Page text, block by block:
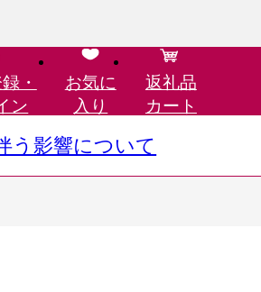
・
ン
お気に
入り
返礼品
カート
う影響について